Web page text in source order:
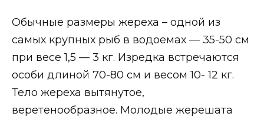
Обычные размеры жереха – одной из
самых крупных рыб в водоемах — 35-50 см
при весе 1,5 — 3 кг. Изредка встречаются
особи длиной 70-80 см и весом 10- 12 кг.
Тело жереха вытянутое,
веретенообразное. Молодые жерешата